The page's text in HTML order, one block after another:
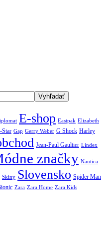
E-shop Eastpak Elizabeth
Star Gap Gerry Weber G Shock Harley
Jean-Paul Gaultier Lindex
značky Nautica
Skiny Slovensko Spider Man
Zara Zara Home Zara Kids